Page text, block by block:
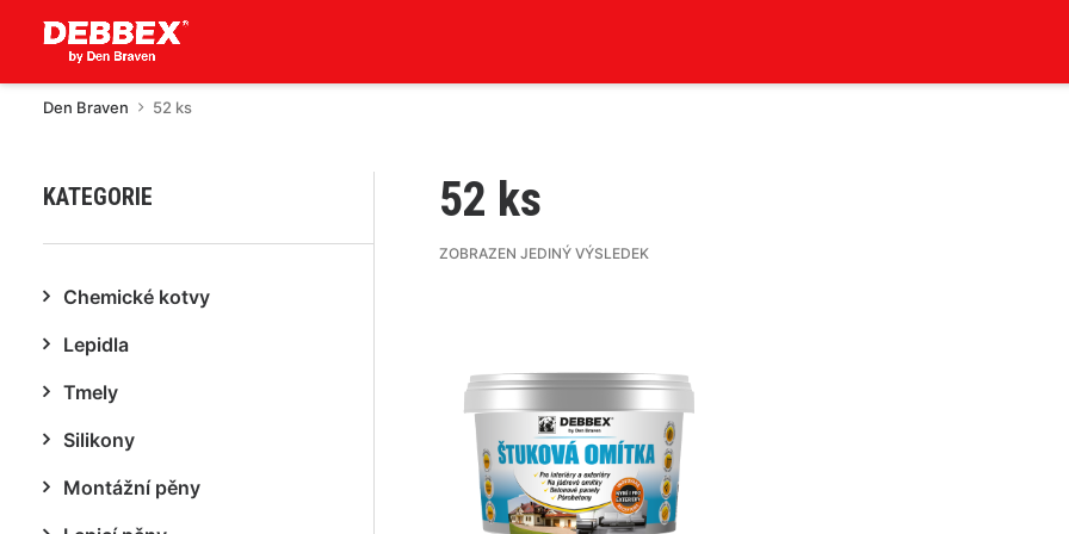
Den Braven 52 ks
KATEGORIE
Chemické kotvy
Lepidla
Tmely
Silikony
Montážní pěny
52 ks
ZOBRAZEN JEDINÝ VÝSLEDEK